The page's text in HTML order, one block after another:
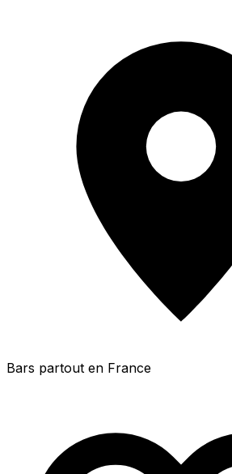
Bars partout en France